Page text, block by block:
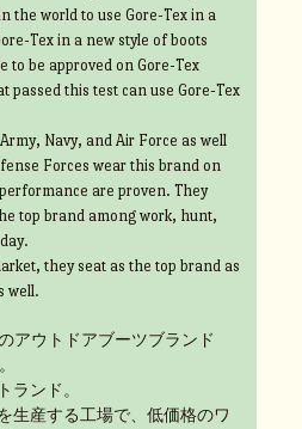
the world to use Gore-Tex in a
Tex in a new style of boots
to be approved on Gore-Tex
passed this test can use Gore-Tex
Navy, and Air Force as well
Forces wear this brand on
are proven. They
top brand among work, hunt,
they seat as the top brand as
well.
アウトドアブーツブランド
ランド。
生産する工場で、低価格のワ